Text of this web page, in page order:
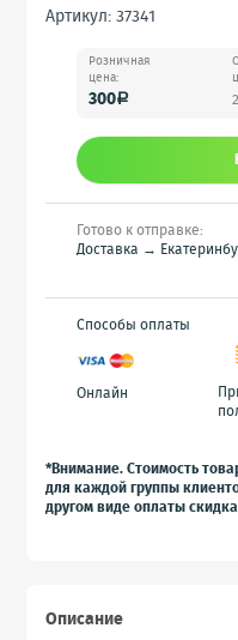
Артикул: 37341
Розничная
цена:
300a
Готово к отправке:
Доставка →
Способы оплаты
Онлайн
*Внимание. Стоимость
для каждой группы
другом виде оплаты
Описание